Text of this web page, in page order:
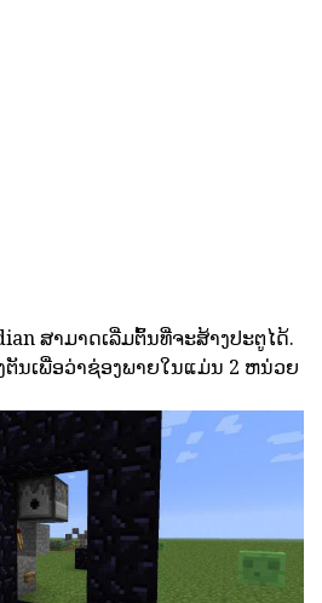
ສາມາດເລີ່ມຕົ້ນທີ່ຈະສ້າງປະຕູໄດ້.
ຕັນເພື່ອວ່າຊ່ອງພາຍໃນແມ່ນ 2 ຫນ່ວຍ